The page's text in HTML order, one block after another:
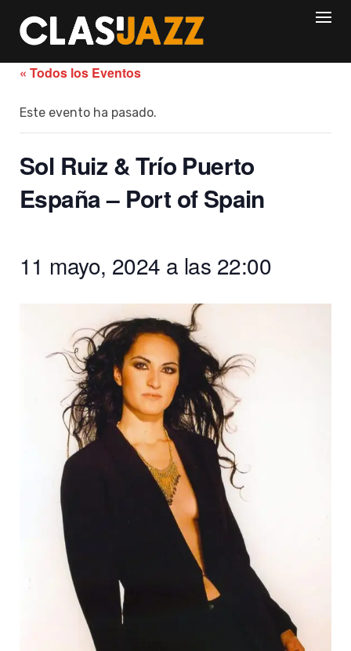
content
« Todos los Eventos
Este evento ha pasado.
Sol Ruiz & Trío Puerto
España – Port of Spain
11 mayo, 2024 a las 22:00